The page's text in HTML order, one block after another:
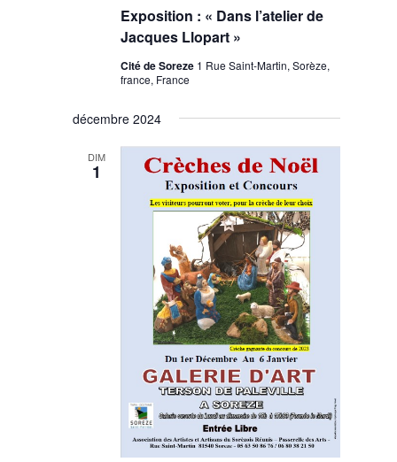
Exposition : « Dans l’atelier de
Jacques Llopart »
Cité de Soreze 1 Rue Saint-Martin, Sorèze,
france, France
décembre 2024
DIM
1